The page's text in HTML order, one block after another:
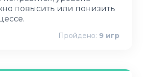
повысить или понизить
Пройдено: 9 игр